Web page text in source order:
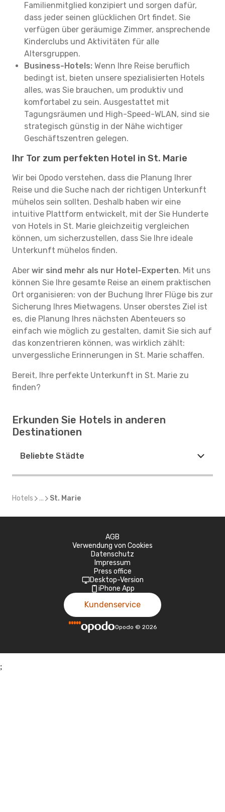
Familienmitglied konzipiert und sorgen dafür,
dass jeder seinen glücklichen Ort findet. Sie
verfügen über geräumige Zimmer, ansprechende
Kinderclubs und Aktivitäten für alle
Altersgruppen.
Business-Hotels: Wenn Ihre Reise beruflich
bedingt ist, bieten unsere spezialisierten Hotels
alles, was Sie brauchen, um produktiv und
komfortabel zu sein. Ausgestattet mit
Tagungsräumen und High-Speed-WLAN, sind sie
strategisch günstig in der Nähe wichtiger
Geschäftszentren gelegen.
Ihr Tor zum perfekten Hotel in St. Marie
Wir bei Opodo verstehen, dass die Planung Ihrer
Reise und die Suche nach der richtigen Unterkunft
mühelos sein sollten. Deshalb haben wir eine
intuitive Plattform entwickelt, mit der Sie Hunderte
von Hotels in St. Marie gleichzeitig vergleichen
können, um sicherzustellen, dass Sie Ihre ideale
Unterkunft mühelos finden.
Aber wir sind mehr als nur Hotel-Experten. Mit uns
können Sie Ihre gesamte Reise an einem praktischen
Ort organisieren: von der Buchung Ihrer Flüge bis zur
Sicherung Ihres Mietwagens. Unser oberstes Ziel ist
es, die Planung Ihres nächsten Abenteuers so
einfach wie möglich zu gestalten, damit Sie sich auf
das konzentrieren können, was wirklich zählt:
unvergessliche Erinnerungen in St. Marie schaffen.
Bereit, Ihre perfekte Unterkunft in St. Marie zu
finden?
Erkunden Sie Hotels in anderen
Destinationen
Beliebte Städte
Hotels ... St. Marie
AGB
Verwendung von Cookies
Datenschutz
Impressum
Press office
Desktop-Version
iPhone App
Kundenservice
Opodo © 2026
;